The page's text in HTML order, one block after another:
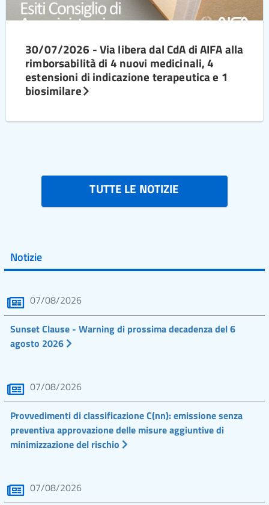
30/07/2026 - Via libera dal CdA di AIFA alla
rimborsabilità di 4 nuovi medicinali, 4
estensioni di indicazione terapeutica e 1
biosimilare
TUTTE LE NOTIZIE
Notizie
07/08/2026
Sunset Clause - Warning di prossima decadenza del 6
agosto 2026
07/08/2026
Provvedimenti di classificazione C(nn): emissione senza
preventiva approvazione delle misure aggiuntive di
minimizzazione del rischio
07/08/2026